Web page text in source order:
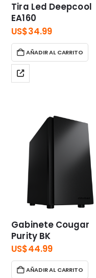
Tira Led Deepcool
EA160
US$34.99
AÑADIR AL CARRITO
Gabinete Cougar
Purity BK
US$44.99
AÑADIR AL CARRITO